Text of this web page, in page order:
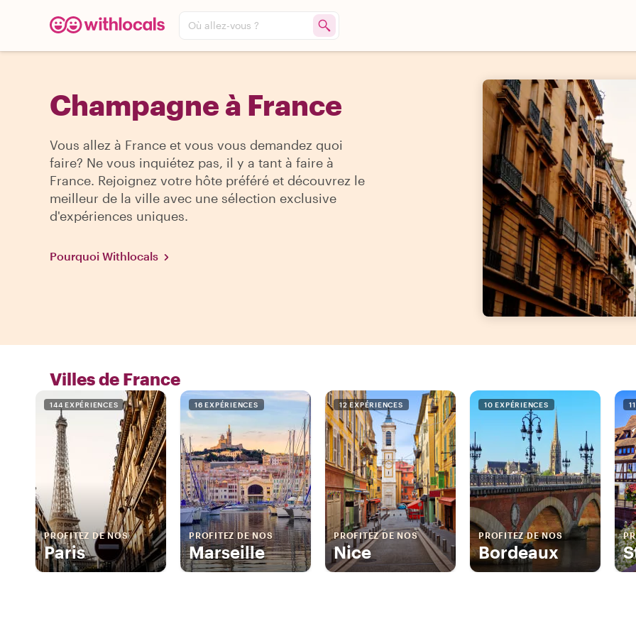
Où allez-vous ?
Champagne à France
Vous allez à France et vous vous demandez quoi
faire? Ne vous inquiétez pas, il y a tant à faire à
France. Rejoignez votre hôte préféré et découvrez le
meilleur de la ville avec une sélection exclusive
d'expériences uniques.
Pourquoi Withlocals
Villes de France
144 EXPÉRIENCES
PROFITEZ DE NOS
Paris
16 EXPÉRIENCES
PROFITEZ DE NOS
Marseille
12 EXPÉRIENCES
PROFITEZ DE NOS
Nice
10 EXPÉRIENCES
PROFITEZ DE NOS
Bordeaux